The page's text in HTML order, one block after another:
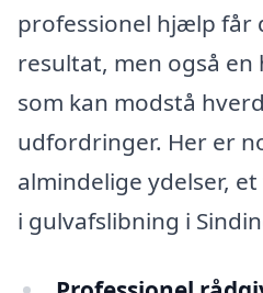
professionel hjælp får
resultat, men også
som kan modstå
udfordringer. Her er
almindelige ydelser,
i gulvafslibning i